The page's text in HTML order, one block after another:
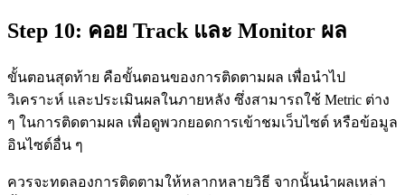
Step 10: คอย Track และ Monitor ผล
ขั้นตอนสุดท้าย คือขั้นตอนของการติดตามผล เพื่อนำไป
วิเคราะห์ และประเมินผลในภายหลัง ซึ่งสามารถใช้ Metric ต่าง
ๆ ในการติดตามผล เพื่อดูพวกยอดการเข้าชมเว็บไซต์ หรือข้อมูล
อินไซต์อื่น ๆ
ควรจะทดลองการติดตามให้หลากหลายวิธี จากนั้นนำผลเหล่า